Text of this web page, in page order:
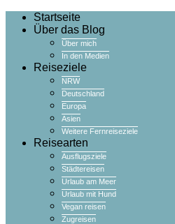
Startseite
Über das Blog
Über mich
In den Medien
Reiseziele
NRW
Deutschland
Europa
Asien
Weitere Fernreiseziele
Reisearten
Ausflugsziele
Städtereisen
Urlaub am Meer
Urlaub mit Hund
Vegan reisen
Zugreisen